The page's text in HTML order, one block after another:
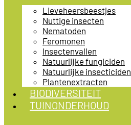
Lieveheersbeestjes
Nuttige insecten
Nematoden
Feromonen
Insectenvallen
Natuurlijke fungiciden
Natuurlijke insecticiden
Plantenextracten
BIODIVERSITEIT
TUINONDERHOUD